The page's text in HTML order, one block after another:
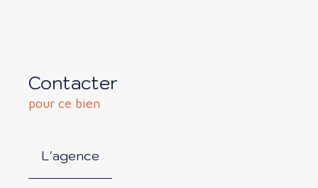
Contacter
pour ce bien
L'agence